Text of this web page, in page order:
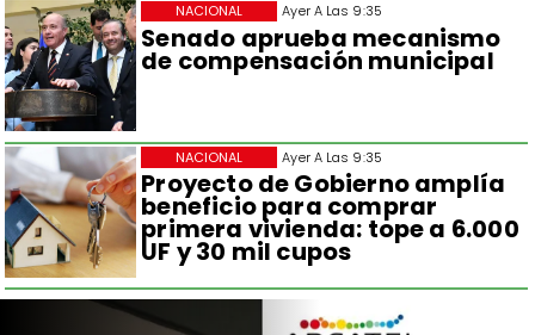
Ayer A Las 9:35
Senado aprueba mecanismo
de compensación municipal
NACIONAL
Ayer A Las 9:35
Proyecto de Gobierno amplía
beneficio para comprar
primera vivienda: tope a 6.000
UF y 30 mil cupos
NACIONAL